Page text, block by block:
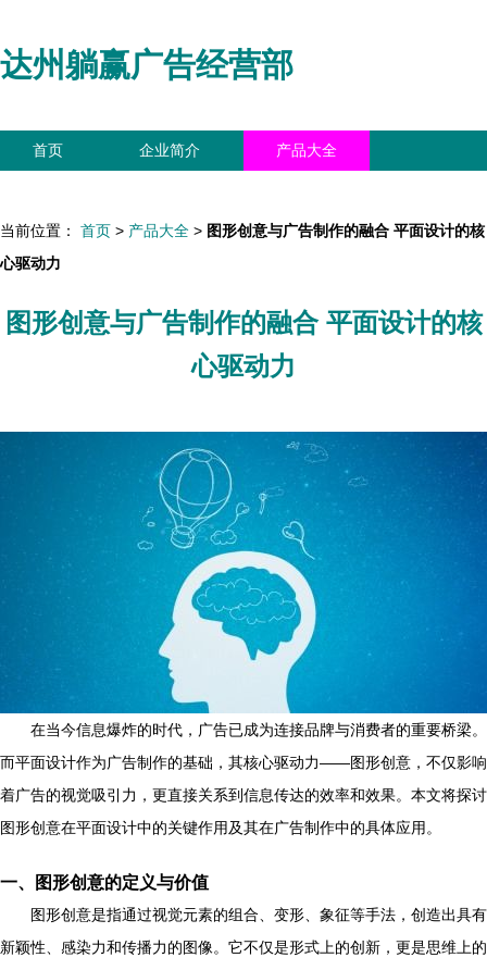
达州躺赢广告经营部
首页 企业简介 产品大全
当前位置： 首页 > 产品大全 > 图形创意与广告制作的融合 平面设计的核
心驱动力
图形创意与广告制作的融合 平面设计的核
心驱动力
在当今信息爆炸的时代，广告已成为连接品牌与消费者的重要桥梁。
而平面设计作为广告制作的基础，其核心驱动力——图形创意，不仅影响
着广告的视觉吸引力，更直接关系到信息传达的效率和效果。本文将探讨
图形创意在平面设计中的关键作用及其在广告制作中的具体应用。
一、图形创意的定义与价值
图形创意是指通过视觉元素的组合、变形、象征等手法，创造出具有
新颖性、感染力和传播力的图像。它不仅是形式上的创新，更是思维上的